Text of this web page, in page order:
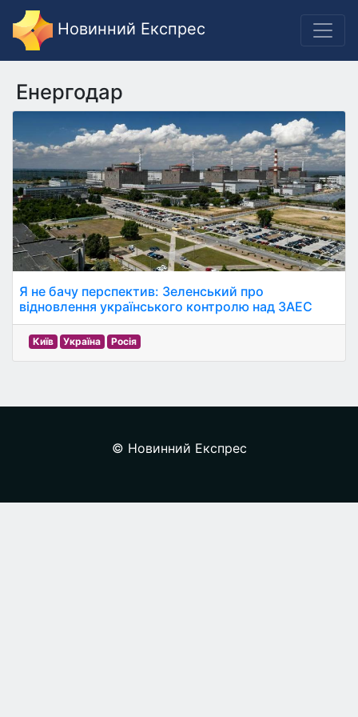
Новинний Експрес
Енергодар
Я не бачу перспектив: Зеленський про
відновлення українського контролю над ЗАЕС
Київ Україна Росія
© Новинний Експрес